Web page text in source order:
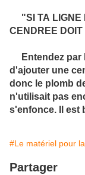
"SI TA LIGNE
CENDREE
Entendez par
d'ajouter une
donc le plomb
n'utilisait pas
s'enfonce. Il est
#Le matériel pour
Partager